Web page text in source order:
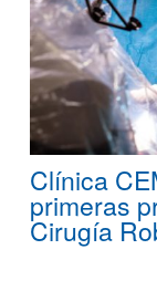
Clínica
primeras
Cirugía